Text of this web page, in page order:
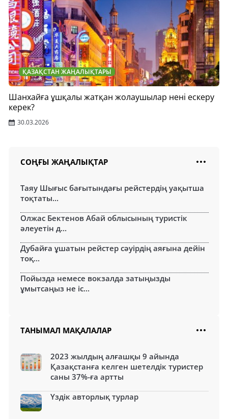
ҚАЗАҚСТАН ЖАҢАЛЫҚТАРЫ
Шанхайға ұшқалы жатқан жолаушылар нені ескеру
керек?
30.03.2026
СОҢҒЫ ЖАҢАЛЫҚТАР
Таяу Шығыс бағытындағы рейстердің уақытша
тоқтаты...
Олжас Бектенов Абай облысының туристік
әлеуетін д...
Дубайға ұшатын рейстер сәуірдің аяғына дейін
тоқ...
Пойызда немесе вокзалда затыңызды
ұмытсаңыз не іс...
ТАНЫМАЛ МАҚАЛАЛАР
2023 жылдың алғашқы 9 айында
Қазақстанға келген шетелдік туристер
саны 37%-ға артты
Үздік авторлық турлар